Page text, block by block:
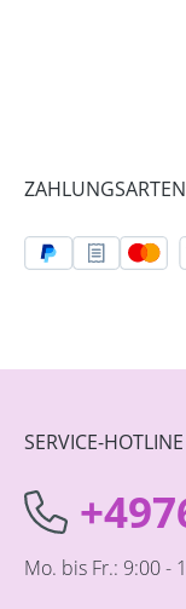
ZAHLUNGSARTEN
SERVICE-HOTLINE
Mo. bis Fr.: 9:00 -